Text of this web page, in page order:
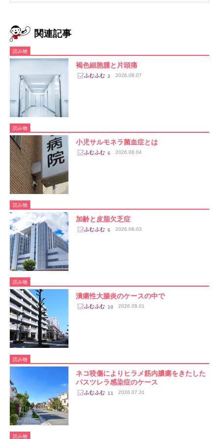
関連記事
読み物
褐色細胞腫と片頭痛
2 2026.08.07
読み物
小児サルモネラ菌血症とは
6 2026.08.04
読み物
加齢と皮脂欠乏症
6 2026.08.03
読み物
潰瘍性大腸炎のケースの中で
10 2026.08.01
読み物
ネコ咬傷によりヒラメ筋内膿瘍をきたした
パスツレラ感染症のケース
11 2026.07.31
読み物